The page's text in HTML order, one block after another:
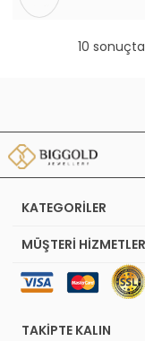
10
KATEGORILER
MÜŞTERI
TAKIPTE KALIN